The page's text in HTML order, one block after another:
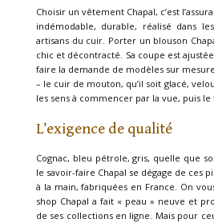
Choisir un vêtement Chapal, c’est
indémodable, durable, réalisé dans
artisans du cuir. Porter un blouson
chic et décontracté. Sa coupe est
faire la demande de modèles sur
– le cuir de mouton, qu’il soit glacé,
les sens à commencer par la vue, puis
L’exigence de qualité
Cognac, bleu pétrole, gris, quelle que
le savoir-faire Chapal se dégage de ces
à la main, fabriquées en France. On
shop Chapal a fait « peau » neuve et
de ses collections en ligne. Mais pour